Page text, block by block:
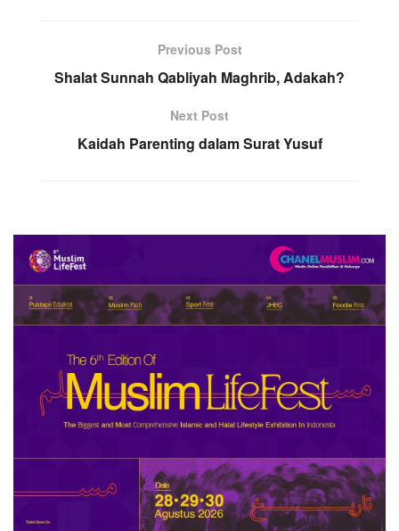
Previous Post
Shalat Sunnah Qabliyah Maghrib, Adakah?
Next Post
Kaidah Parenting dalam Surat Yusuf